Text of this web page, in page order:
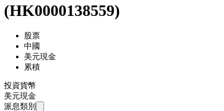
(HK0000138559)
股票
中國
美元現金
累積
投資貨幣
美元現金
派息類別